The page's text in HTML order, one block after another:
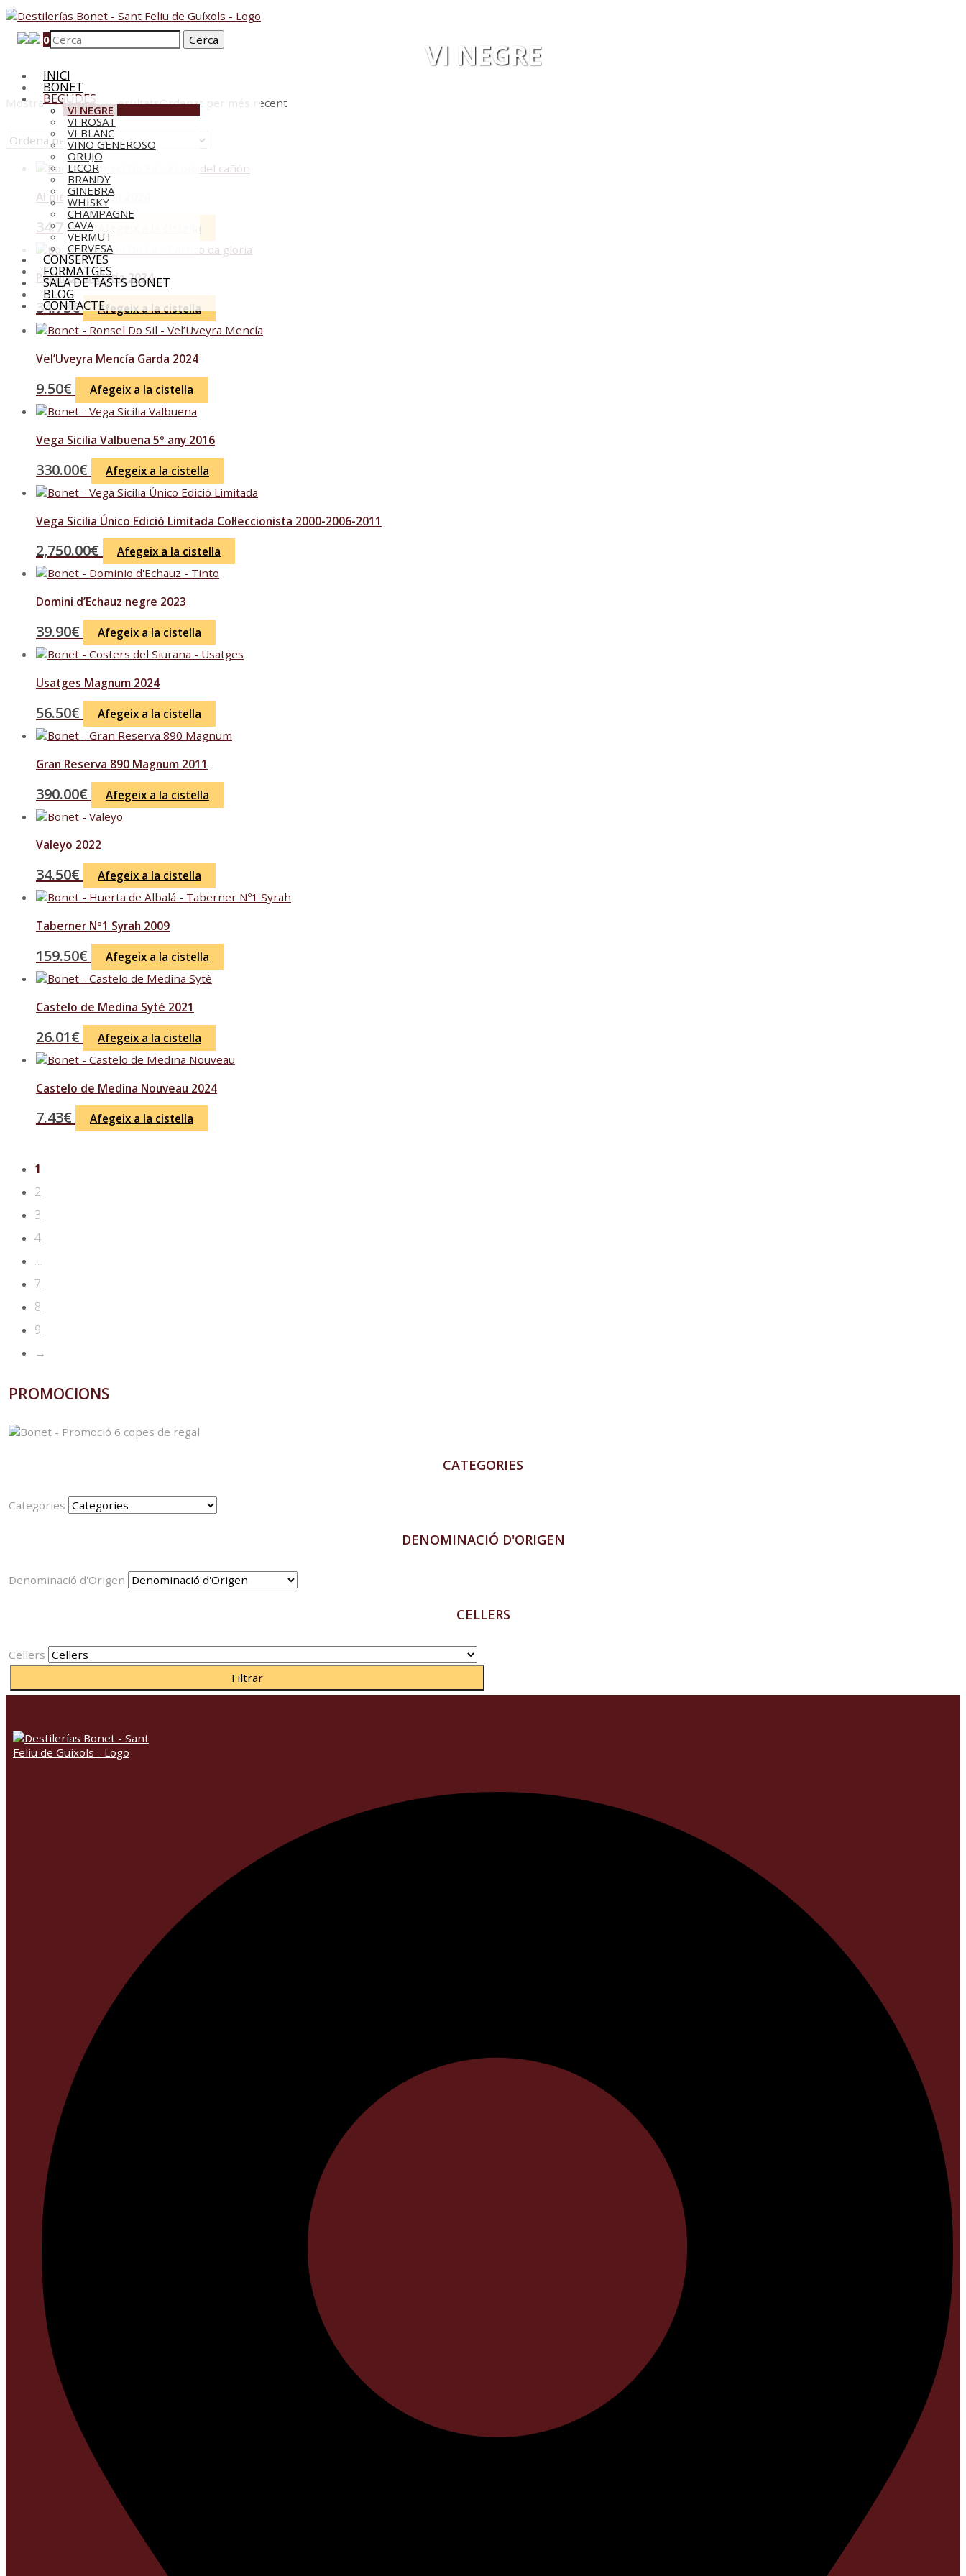
0
INICI
BONET
BEGUDES
VI NEGRE
VI ROSAT
VI BLANC
VINO GENEROSO
ORUJO
LICOR
BRANDY
GINEBRA
WHISKY
CHAMPAGNE
CAVA
VERMUT
CERVESA
CONSERVES
FORMATGES
SALA DE TASTS BONET
BLOG
CONTACTE
VI NEGRE
Mostra 1–12 de 108 resultatsOrdenat per més recent
Al pié del cañón 2024
34.73€ Afegeix a la cistella
Pórtico da gloria 2024
34.73€ Afegeix a la cistella
Vel’Uveyra Mencía Garda 2024
9.50€ Afegeix a la cistella
Vega Sicilia Valbuena 5º any 2016
330.00€ Afegeix a la cistella
Vega Sicilia Único Edició Limitada Col·leccionista 2000-2006-2011
2,750.00€ Afegeix a la cistella
Domini d’Echauz negre 2023
39.90€ Afegeix a la cistella
Usatges Magnum 2024
56.50€ Afegeix a la cistella
Gran Reserva 890 Magnum 2011
390.00€ Afegeix a la cistella
Valeyo 2022
34.50€ Afegeix a la cistella
Taberner Nº1 Syrah 2009
159.50€ Afegeix a la cistella
Castelo de Medina Syté 2021
26.01€ Afegeix a la cistella
Castelo de Medina Nouveau 2024
7.43€ Afegeix a la cistella
1
2
3
4
…
7
8
9
→
PROMOCIONS
CATEGORIES
Categories
DENOMINACIÓ D'ORIGEN
Denominació d'Origen
CELLERS
Cellers
Filtrar